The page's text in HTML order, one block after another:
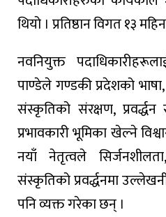
थियो । प्रतिष्ठान विगत १३
नवनियुक्त
पाण्डेले गण्डकी प्रदेशको
संस्कृतिको संरक्षण, प्रवर्द्धन
प्रभावकारी भूमिका खेल्ने
नयाँ नेतृत्वले
संस्कृतिको प्रवर्द्धनमा
पनि व्यक्त गरेका छन् ।